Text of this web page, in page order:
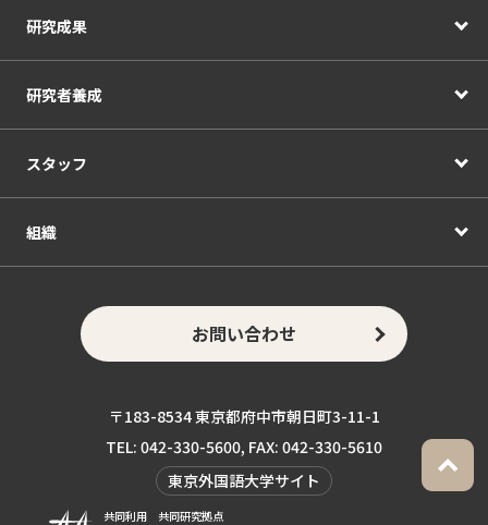
研究成果
研究者養成
スタッフ
組織
お問い合わせ
〒183-8534 東京都府中市朝日町3-11-1
TEL: 042-330-5600, FAX: 042-330-5610
東京外国語大学サイト
共同利用 共同研究拠点